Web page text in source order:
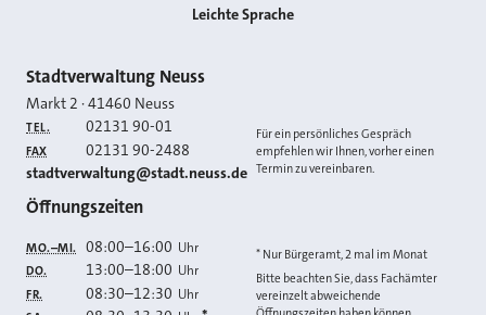
Leichte Sprache
Kontakt
Stadtverwaltung Neuss
Markt 2 ·41460 Neuss
TEL. 02131 90-01
FAX 02131 90-2488
E-MAIL
stadtverwaltung@stadt.neuss.de
Für ein persönliches Gespräch
empfehlen wir Ihnen, vorher einen
Termin zu vereinbaren.
Öffnungszeiten
MO.–MI. 08:00–16:00 Uhr
DO. 13:00–18:00 Uhr
FR. 08:30–12:30 Uhr
* Nur Bürgeramt, 2 mal im Monat
Bitte beachten Sie, dass Fachämter
vereinzelt abweichende